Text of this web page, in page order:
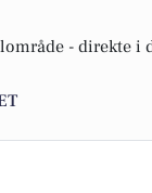
- direkte i